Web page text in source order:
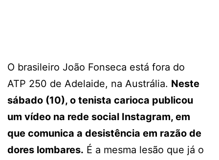
O brasileiro João Fonseca está fora do
ATP 250 de Adelaide, na Austrália. Neste
sábado (10), o tenista carioca publicou
um vídeo na rede social Instagram, em
que comunica a desistência em razão de
dores lombares. É a mesma lesão que já o